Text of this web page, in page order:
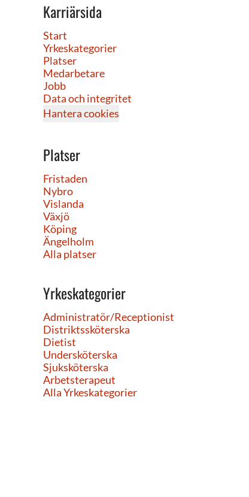
Karriärsida
Start
Yrkeskategorier
Platser
Medarbetare
Jobb
Data och integritet
Hantera cookies
Platser
Fristaden
Nybro
Vislanda
Växjö
Köping
Ängelholm
Alla platser
Yrkeskategorier
Administratör/Receptionist
Distriktssköterska
Dietist
Undersköterska
Sjuksköterska
Arbetsterapeut
Alla Yrkeskategorier